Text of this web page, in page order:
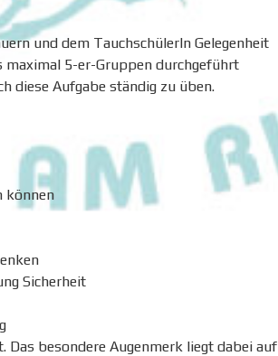
und dem TauchschülerIn Gelegenheit
maximal 5-er-Gruppen durchgeführt
diese Aufgabe ständig zu üben.
können
Sicherheit
Das besondere Augenmerk liegt dabei auf